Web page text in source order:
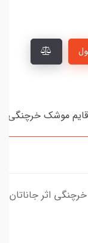
/ قایم موشک خرچنگی اثر جاناتان